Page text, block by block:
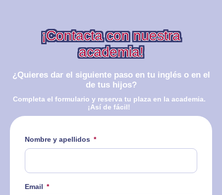
¡Contacta con nuestra
academia!
¿Quieres dar el siguiente paso en tu inglés o en el
de tus hijos?
Completa el formulario y reserva tu plaza en la academia.
¡Así de fácil!
Nombre y apellidos
Email